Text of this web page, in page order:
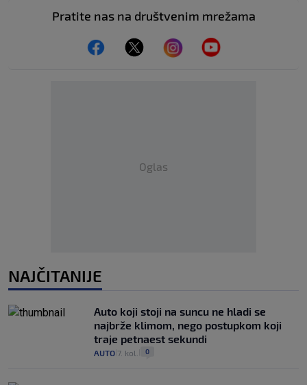
Pratite nas na društvenim mrežama
Oglas
NAJČITANIJE
Auto koji stoji na suncu ne hladi se
najbrže klimom, nego postupkom koji
traje petnaest sekundi
AUTO 7. kol. 0